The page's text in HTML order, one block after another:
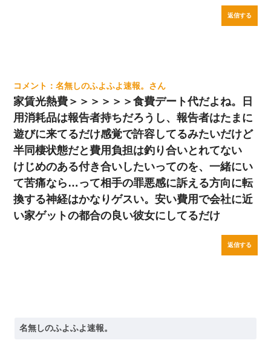
返信する
名無しのふよふよ速報。
家賃光熱費＞＞＞＞＞＞食費デート代だよね。日
用消耗品は報告者持ちだろうし、報告者はたまに
遊びに来てるだけ感覚で許容してるみたいだけど
半同棲状態だと費用負担は釣り合いとれてない
けじめのある付き合いしたいってのを、一緒にい
て苦痛なら…って相手の罪悪感に訴える方向に転
換する神経はかなりゲスい。安い費用で会社に近
い家ゲットの都合の良い彼女にしてるだけ
返信する